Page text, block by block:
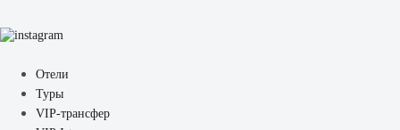
Отели
Туры
VIP-трансфер